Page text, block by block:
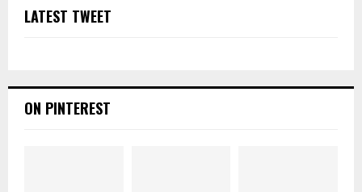
LATEST TWEET
ON PINTEREST